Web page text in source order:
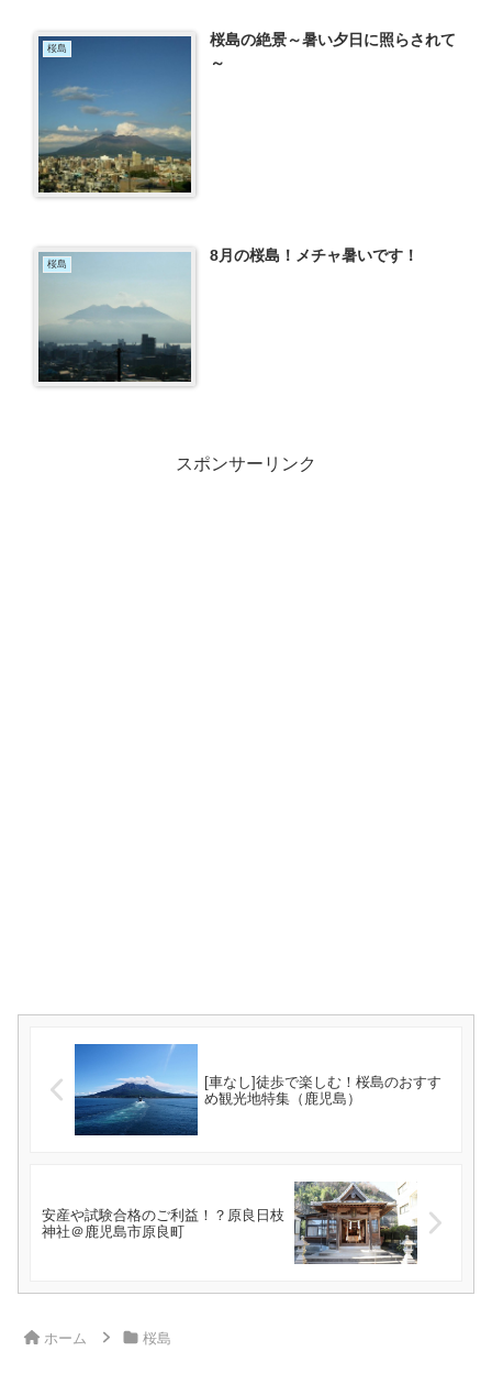
桜島
桜島の絶景～暑い夕日に照らされて
～
桜島 8月の桜島！メチャ暑いです！
スポンサーリンク
[車なし]徒歩で楽しむ！桜島のおすす
め観光地特集（鹿児島）
安産や試験合格のご利益！？原良日枝
神社＠鹿児島市原良町
ホーム 桜島